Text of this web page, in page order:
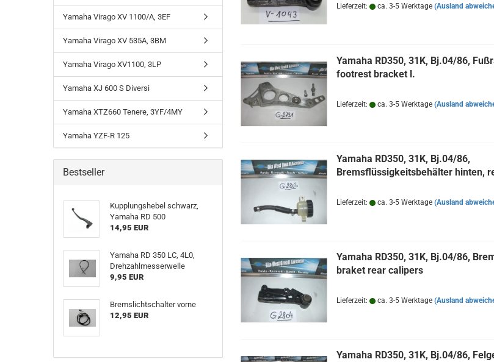
Lieferzeit: ca. 3-5 Werktage (Ausland
Yamaha RD350, 31K, Bj.04/86,
footrest bracket l.
Lieferzeit: ca. 3-5 Werktage (Ausland
Yamaha RD350, 31K, Bj.04/86,
Bremsflüssigkeitsbehälter hinten,
Lieferzeit: ca. 3-5 Werktage (Ausland
Yamaha RD350, 31K, Bj.04/86,
braket rear calipers
Lieferzeit: ca. 3-5 Werktage (Ausland
Yamaha RD350, 31K, Bj.04/86,
Yamaha Virago XV 1100/A, 3EF
Yamaha Virago XV 535A, 3BM
Yamaha Virago XV1100, 3LP
Yamaha XJ 600 S Diversi
Yamaha XTZ660 Tenere, 3YF/4MY
Yamaha YZF-R 125
Bestseller
Kupplungshebel schwarz,
Yamaha RD 500
14,95 EUR
Yamaha RD 350 LC, 4L0,
Drehzahlmesserwelle
9,95 EUR
Bremslichtschalter vorne
12,95 EUR